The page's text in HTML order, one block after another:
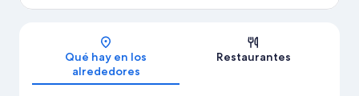
Qué hay en los
alrededores
Restaurantes